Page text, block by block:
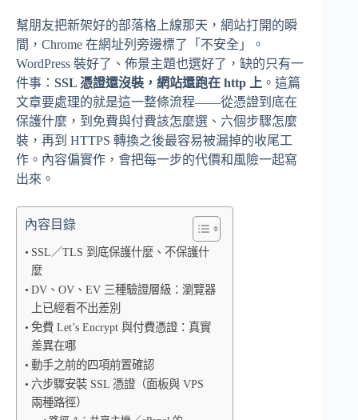
幫朋友把新架好的部落格上線那天，網站打開的瞬
間，Chrome 在網址列旁邊標了「不安全」。
WordPress 裝好了、佈景主題也選好了，缺的只有一
件事： SSL 憑證還沒裝，網站還跑在 http 上 。這篇
文章要處理的就是這一整條流程——從憑證到底在
保護什麼，到免費與付費該怎麼選、六個步驟怎麼
裝，再到 HTTPS 轉換之後最容易被漏掉的收尾工
作。內容偏實作，會把每一步的代價和風險一起寫
出來。
內容目錄
SSL／TLS 到底保護什麼、不保護什
麼
DV、OV、EV 三種驗證層級：瀏覽器
上已經看不出差別
免費 Let’s Encrypt 與付費憑證：真實
差異在哪
動手之前的四項前置確認
六步驟安裝 SSL 憑證（面板與 VPS
兩種路徑）